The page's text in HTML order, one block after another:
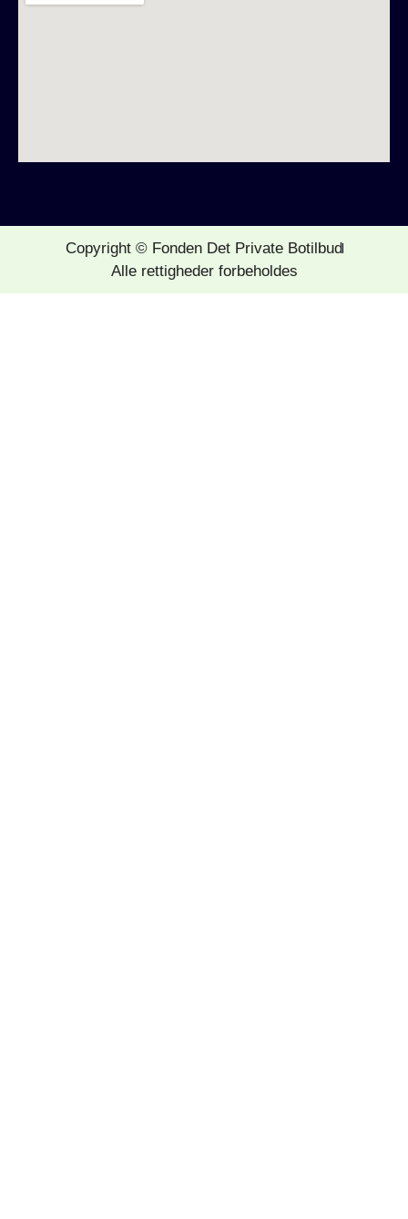
Copyright © Fonden Det Private Botilbud
Alle rettigheder forbeholdes